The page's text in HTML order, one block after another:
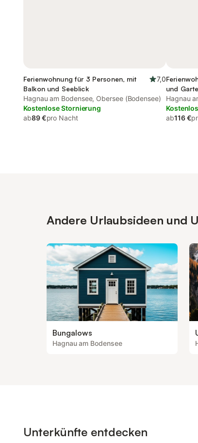
Ferienwohnung für 3 Personen, mit
Balkon und Seeblick
7,0
Hagnau am Bodensee, Obersee (Bodensee)
Kostenlose Stornierung
ab89 €pro Nacht
und
Hagnau
ab116 €
Andere Urlaubsideen und
Bungalows
Hagnau am Bodensee
Unterkünfte entdecken